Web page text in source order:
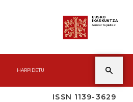
EUSKO
IKASKUNTZA
Asmoz ta jakitez
HARPIDETU
ISSN 1139-3629